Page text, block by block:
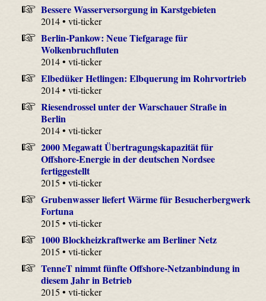
Bessere Wasserversorgung in Karstgebieten
2014 • vti-ticker
Berlin-Pankow: Neue Tiefgarage für
Wolkenbruchfluten
2014 • vti-ticker
Elbedüker Hetlingen: Elbquerung im Rohrvortrieb
2014 • vti-ticker
Riesendrossel unter der Warschauer Straße in
Berlin
2014 • vti-ticker
2000 Megawatt Übertragungskapazität für
Offshore-Energie in der deutschen Nordsee
fertiggestellt
2015 • vti-ticker
Grubenwasser liefert Wärme für Besucherbergwerk
Fortuna
2015 • vti-ticker
1000 Blockheizkraftwerke am Berliner Netz
2015 • vti-ticker
TenneT nimmt fünfte Offshore-Netzanbindung in
diesem Jahr in Betrieb
2015 • vti-ticker